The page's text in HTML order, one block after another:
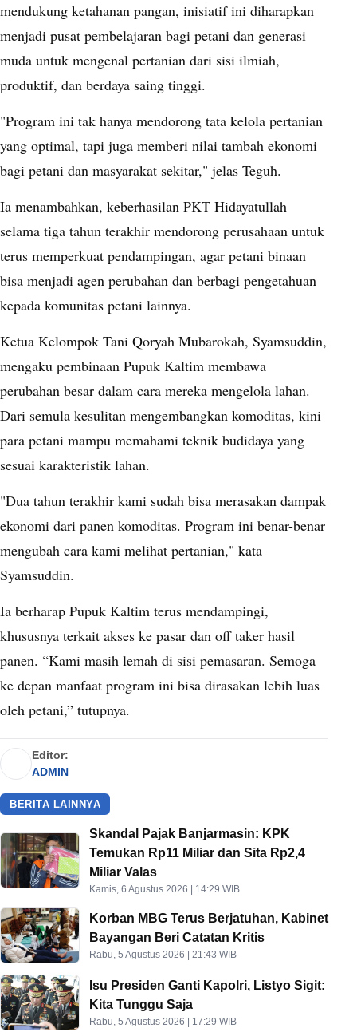
mendukung ketahanan pangan, inisiatif ini diharapkan
menjadi pusat pembelajaran bagi petani dan generasi
muda untuk mengenal pertanian dari sisi ilmiah,
produktif, dan berdaya saing tinggi.
"Program ini tak hanya mendorong tata kelola pertanian
yang optimal, tapi juga memberi nilai tambah ekonomi
bagi petani dan masyarakat sekitar," jelas Teguh.
Ia menambahkan, keberhasilan PKT Hidayatullah
selama tiga tahun terakhir mendorong perusahaan untuk
terus memperkuat pendampingan, agar petani binaan
bisa menjadi agen perubahan dan berbagi pengetahuan
kepada komunitas petani lainnya.
Ketua Kelompok Tani Qoryah Mubarokah, Syamsuddin,
mengaku pembinaan Pupuk Kaltim membawa
perubahan besar dalam cara mereka mengelola lahan.
Dari semula kesulitan mengembangkan komoditas, kini
para petani mampu memahami teknik budidaya yang
sesuai karakteristik lahan.
"Dua tahun terakhir kami sudah bisa merasakan dampak
ekonomi dari panen komoditas. Program ini benar-benar
mengubah cara kami melihat pertanian," kata
Syamsuddin.
Ia berharap Pupuk Kaltim terus mendampingi,
khususnya terkait akses ke pasar dan off taker hasil
panen. “Kami masih lemah di sisi pemasaran. Semoga
ke depan manfaat program ini bisa dirasakan lebih luas
oleh petani,” tutupnya.
Editor:
ADMIN
BERITA LAINNYA
Skandal Pajak Banjarmasin: KPK
Temukan Rp11 Miliar dan Sita Rp2,4
Miliar Valas
Kamis, 6 Agustus 2026 | 14:29 WIB
Korban MBG Terus Berjatuhan, Kabinet
Bayangan Beri Catatan Kritis
Rabu, 5 Agustus 2026 | 21:43 WIB
Isu Presiden Ganti Kapolri, Listyo Sigit:
Kita Tunggu Saja
Rabu, 5 Agustus 2026 | 17:29 WIB